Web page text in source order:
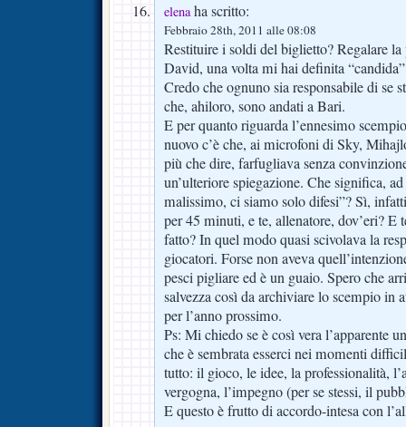
elenaha scritto:
Febbraio 28th, 2011 alle 08:08
Restituire i soldi del biglietto? Regalare la
David, una volta mi hai definita
Credo che ognuno sia responsabile di se
che, ahiloro, sono andati a Bari.
E per quanto riguarda l’ennesimo
nuovo c’è che, ai microfoni di Sky,
più che dire, farfugliava senza
un’ulteriore spiegazione. Che significa,
malissimo, ci siamo solo difesi”? Sì,
per 45 minuti, e te, allenatore, dov’eri? E
fatto? In quel modo quasi scivolava la
giocatori. Forse non aveva
pesci pigliare ed è un guaio. Spero che
salvezza così da archiviare lo scempio in
per l’anno prossimo.
Ps: Mi chiedo se è così vera l’apparente
che è sembrata esserci nei momenti
tutto: il gioco, le idee, la professionalità,
vergogna, l’impegno (per se stessi, il
E questo è frutto di accordo-intesa con